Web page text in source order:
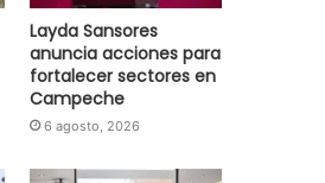
Layda Sansores
anuncia acciones para
fortalecer sectores en
Campeche
6 agosto, 2026